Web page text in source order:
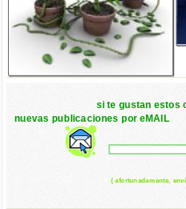
si te gustan estos
nuevas publicaciones por eMAIL
( afortunadamente,